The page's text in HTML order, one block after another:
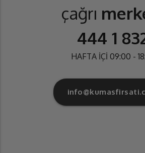
çağrı
444 1
HAFTA İÇİ 09:00 -